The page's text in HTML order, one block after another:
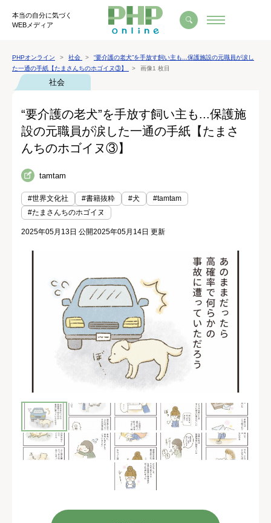
本当の自分に気づく
WEBメディア
PHPオンライン 社会
“要介護の老犬”を手放す飼い主も...保護施設の元職員が涙し
た一通の手紙【たまさんちのホゴイヌ③】
画像1 枚目
社会
“要介護の老犬”を手放す飼い主も...保護施
設の元職員が涙した一通の手紙【たまさ
んちのホゴイヌ③】
tamtam
#世界文化社 #書籍抜粋 #犬
#tamtam
#たまさんちのホゴイヌ
2025年05月13日 公開2025年05月14日 更新